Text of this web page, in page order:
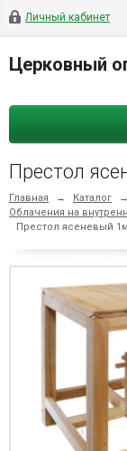
Личный кабинет
Церковный
Престол
Главная → Каталог →
Облачения на
Престол ясеневый